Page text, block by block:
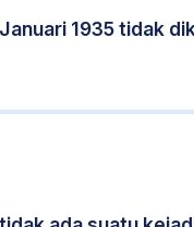
1935 tidak